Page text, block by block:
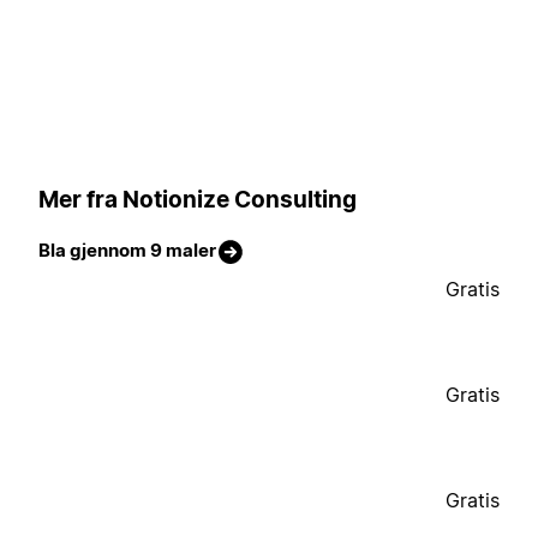
Mer fra Notionize Consulting
Bla gjennom 9 maler
Gratis
Gratis
Gratis